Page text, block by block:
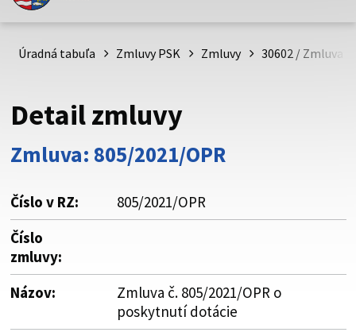
Toto je oficiálna webová stránka Prešovského
psk.sk.
Buďte pozorní a vždy sa uistite, že zdieľate informácie iba
cez zabezpečenú webovú stránku. Zabezpečená stránka
vždy začína https:// pred názvom domény webového sídla.
Úradná tabuľa Zmluvy PSK Zmluvy 30602 / Zmluva
Detail zmluvy
Zmluva: 805/2021/OPR
Číslo v RZ:
805/2021/OPR
Číslo
zmluvy:
Názov:
Zmluva č. 805/2021/OPR o
poskytnutí dotácie